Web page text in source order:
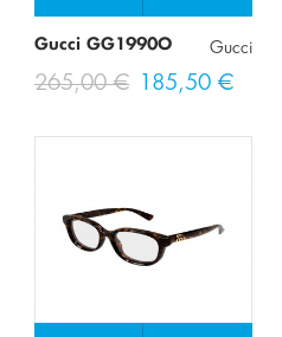
Gucci GG1990O Gucci
265,00 € 185,50 €